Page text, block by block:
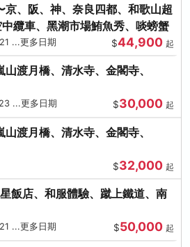
京、阪、神、奈良四都、和歌山超
纜車、黑潮市場鮪魚秀、啖螃蟹
...更多日期 $44,900 起
渡月橋、清水寺、金閣寺、
...更多日期 $30,000 起
渡月橋、清水寺、金閣寺、
$32,000 起
飯店、和服體驗、蹴上鐵道、南
...更多日期 $50,000 起